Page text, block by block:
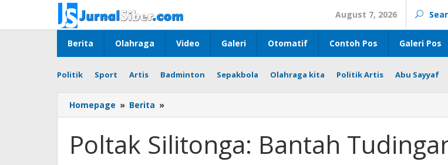
content
August 7, 2026
Berita Olahraga Video Galeri Otomatif Contoh Pos Galeri Pos
Politik Sport Artis Badminton Sepakbola Olahraga kita Politik Artis Abu Sayyaf
Homepage » Berita »
Silitonga:
Tudingan
Tidak
Poltak Silitonga: Bantah